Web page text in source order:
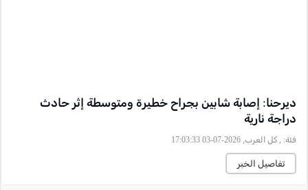
ديرحنا: إصابة شابين بجراح خطيرة ومتوسطة إثر حادث
دراجة نارية
فئة: , كل العرب, 2026-07-03 17:03:33
تفاصيل الخبر